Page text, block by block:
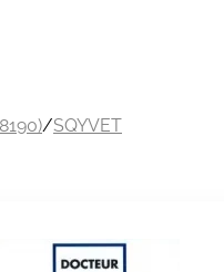
/SQYVET